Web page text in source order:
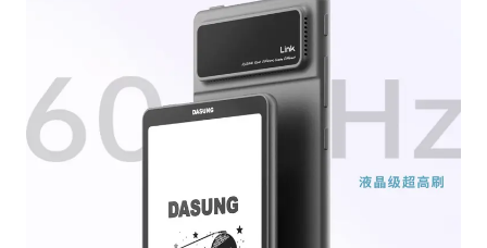
“新疆阿勒泰八月能滑雪”不实
胡彦斌韩磊 谁帮谁